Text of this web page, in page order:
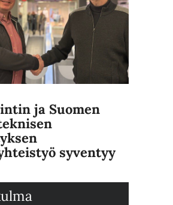
ja Suomen
syventyy